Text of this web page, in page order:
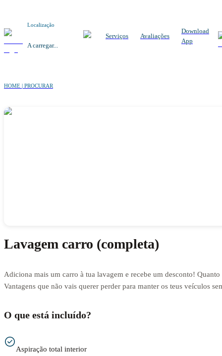
Localização
A carregar...
Serviços Avaliações
Download
App
HOME | PROCURAR
Lavagem carro (completa)
Adiciona mais um carro à tua lavagem e recebe um desconto!
Vantagens que não vais querer perder para manter os teus veículos
O que está incluído?
Aspiração total interior